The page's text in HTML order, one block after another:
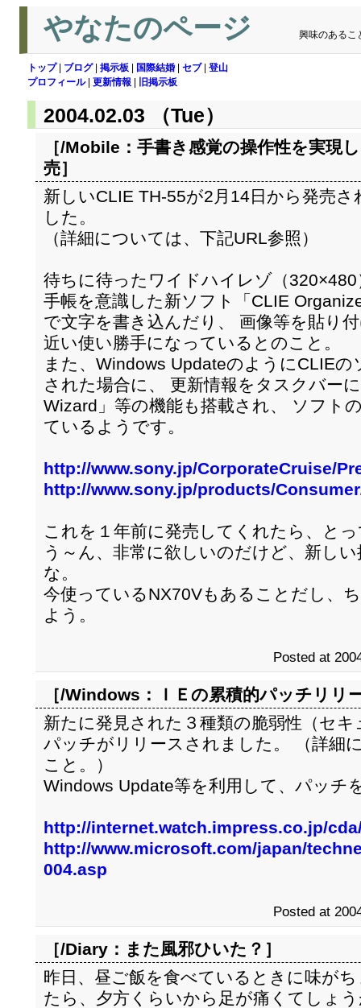
やなたのページ 興味のあるこ
トップ| ブログ| 掲示板 国際結婚 セブ| 登山
プロフィール| 更新情報 旧掲示板
2004.02.03 （Tue）
［/Mobile： 手書き感覚の操作性を実現
売］
新しいCLIE TH-55が2月14日から発売
した。
（詳細については、下記URL参照）
待ちに待ったワイドハイレゾ（
手帳を意識した新ソフト「CLIE
で文字を書き込んだり、 画像等を貼り
近い使い勝手になっているとのこと。
また、Windows UpdateのようにCLIE
された場合に、 更新情報をタスクバー
Wizard」等の機能も搭載され、 ソフト
ているようです。
http://www.sony.jp/CorporateCruise/
http://www.sony.jp/products/
これを１年前に発売してくれたら、と
う～ん、非常に欲しいのだけど、新し
な。
今使っているNX70Vもあることだし、
よう。
Posted at
［/Windows：
ＩＥの累積的パッチリリ
新たに発見された３種類の脆弱性（セ
パッチがリリースされました。 （詳細
こと。）
Windows Update等を利用して、パッチ
http://internet.watch.impress.co.jp/
http://www.microsoft.com/japan/
004.asp
Posted at
［/Diary： また風邪ひいた？ ］
昨日、昼ご飯を食べているときに味が
たら、夕方くらいから足が痛くてしょ